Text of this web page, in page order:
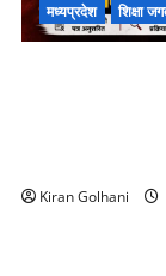
मध्यप्रदेश
शिक्षा
Kiran Golhani